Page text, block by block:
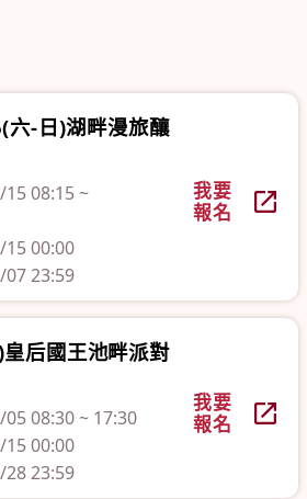
-日)湖畔漫旅釀
08:15 ~
15 00:00
23:59
我要
報名
后國王池畔派對
08:30 ~ 17:30
15 00:00
23:59
我要
報名